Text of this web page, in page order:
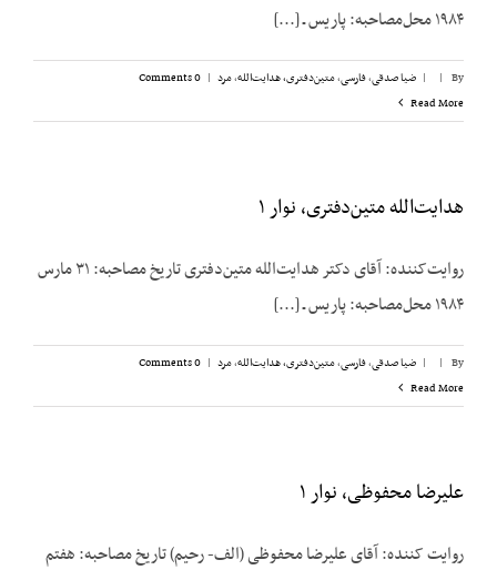
۱۹۸۴ محل‌مصاحبه: پاریس ـ [...]
By
|
| ضیا صدقی,فارسی,متین‌دفتری، هدایت‌الله,مرد |
0 Comments
Read More
هدایت‌الله متین‌دفتری، نوار ۱
روایت‌کننده: آقای دکتر هدایت‌الله متین‌دفتری تاریخ مصاحبه: ۳۱ مارس
۱۹۸۴ محل‌مصاحبه: پاریس ـ [...]
By
|
| ضیا صدقی,فارسی,متین‌دفتری، هدایت‌الله,مرد |
0 Comments
Read More
علیرضا محفوظی، نوار ۱
روایت کننده: آقای علیرضا محفوظی (الف- رحیم) تاریخ مصاحبه: هفتم